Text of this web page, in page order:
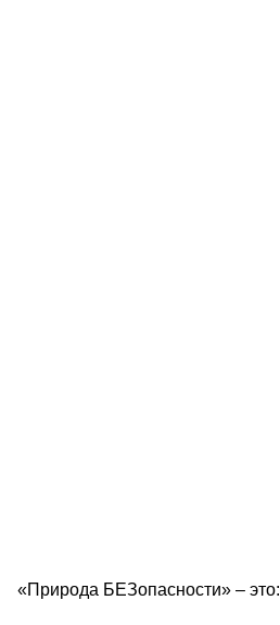
«Природа БЕЗопасности» – это: